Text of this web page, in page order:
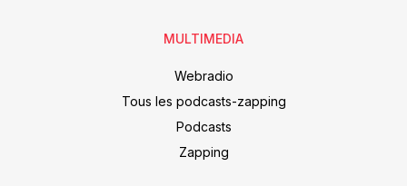
MULTIMEDIA
Webradio
Tous les podcasts-zapping
Podcasts
Zapping